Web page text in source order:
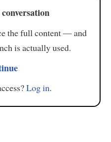
the full content — and
is actually used.
Log in.